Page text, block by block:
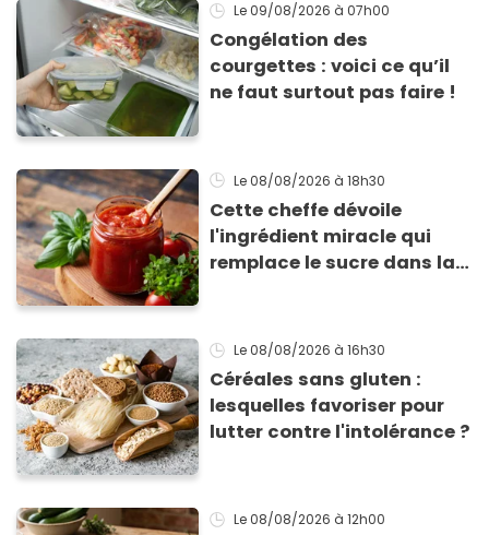
Le 09/08/2026 à 07h00
Congélation des
courgettes : voici ce qu’il
ne faut surtout pas faire !
Le 08/08/2026 à 18h30
Cette cheffe dévoile
l'ingrédient miracle qui
remplace le sucre dans la
Le 08/08/2026 à 16h30
Céréales sans gluten :
lesquelles favoriser pour
lutter contre l'intolérance ?
Le 08/08/2026 à 12h00